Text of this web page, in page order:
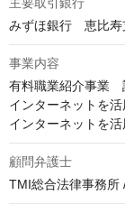
主要取引銀行
みずほ銀行　恵比寿
事業内容
有料職業紹介事業
インターネットを
インターネットを
顧問弁護士
TMI総合法律事務所